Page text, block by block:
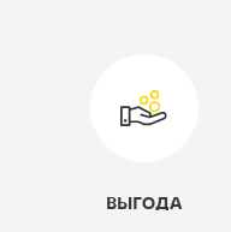
ВЫГОДА